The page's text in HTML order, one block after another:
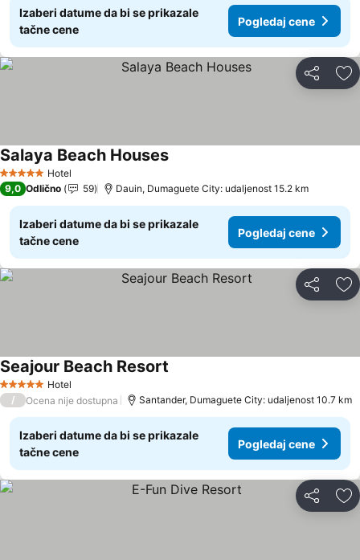
Izaberi datume da bi se prikazale
tačne cene
Pogledaj cene
Deli
5 ZvezdiceHotel
Salaya Beach Houses
9,0 Odlično 59 Dauin, Dumaguete City: udaljenost 15.2 km
Izaberi datume da bi se prikazale
tačne cene
Pogledaj cene
Deli
5 ZvezdiceHotel
Seajour Beach Resort
/ Ocena nije dostupna Santander, Dumaguete City: udaljenost 10.7 km
Izaberi datume da bi se prikazale
tačne cene
Pogledaj cene
Deli